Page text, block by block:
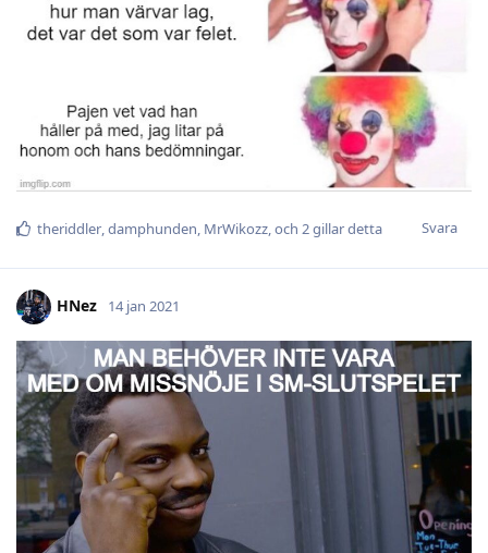
Svara
theriddler,damphunden, MrWikozz, och 2gillar detta
HNez 14 jan 2021